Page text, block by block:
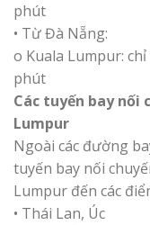
phút
• Từ Đà Nẵng:
o Kuala Lumpur:
phút
Các tuyến bay nối
Lumpur
Ngoài các đường
tuyến bay nối
Lumpur đến các
• Thái Lan, Úc